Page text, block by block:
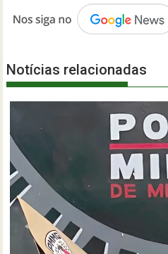
Notícias relacionadas